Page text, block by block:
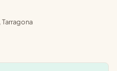
Tarragona